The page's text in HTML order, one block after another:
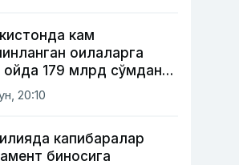
кам
оилаларга
ойда 179 млрд сўмдан
ижтимоий кешбэк
берилди
20:10
капибаралар
биносига